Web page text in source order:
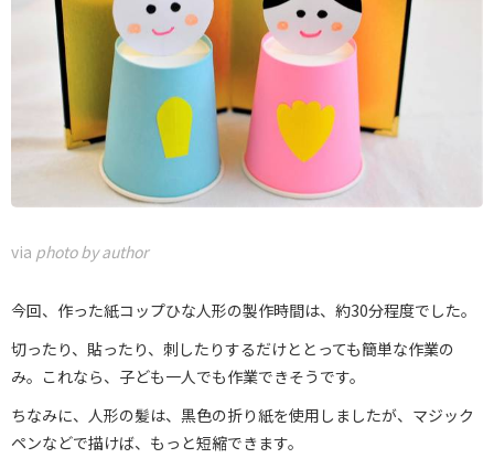
via photo by author
今回、作った紙コップひな人形の製作時間は、約30分程度でした。
切ったり、貼ったり、刺したりするだけととっても簡単な作業の
み。これなら、子ども一人でも作業できそうです。
ちなみに、人形の髪は、黒色の折り紙を使用しましたが、マジック
ペンなどで描けば、もっと短縮できます。